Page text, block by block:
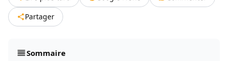
Partager
Sommaire